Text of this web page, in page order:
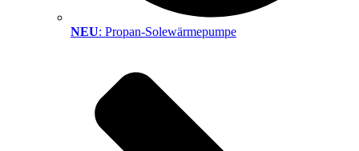
NEU: Propan-Solewärmepumpe